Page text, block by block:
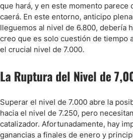
que hará, y en este momento parece
caerá. En este entorno, anticipo
lleguemos al nivel de 6.800, debería
creo que es solo cuestión de tiempo
el crucial nivel de 7.000.
La Ruptura del Nivel de
Superar el nivel de 7.000 abre la
hacia el nivel de 7.250, pero
catalizador. Afortunadamente, hay
ganancias a finales de enero y